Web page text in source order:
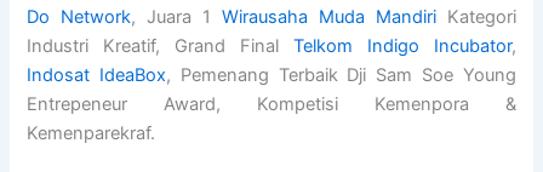
Do Network, Juara 1 Wirausaha Muda MandiriKategori
Industri Kreatif, Grand Final Telkom Indigo Incubator,
Indosat IdeaBox, Pemenang Terbaik Dji Sam Soe Young
Entrepeneur Award, Kompetisi Kemenpora &
Kemenparekraf.